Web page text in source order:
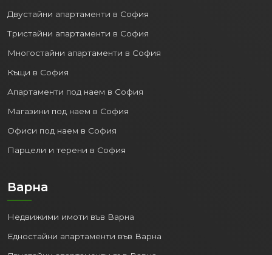
Двустайни апартаменти в София
Тристайни апартаменти в София
Многостайни апартаменти в София
Къщи в София
Апартаменти под наем в София
Магазини под наем в София
Офиси под наем в София
Парцели и терени в София
Варна
Недвижими имоти във Варна
Едностайни апартаменти във Варна